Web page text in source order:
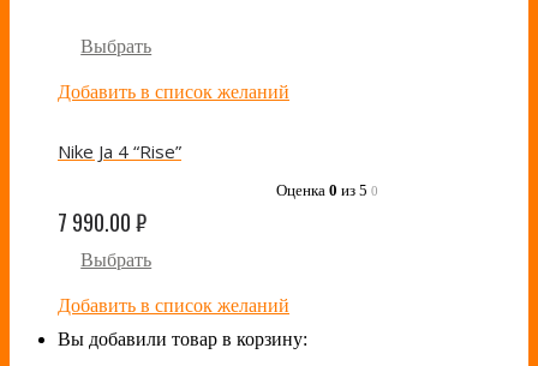
Выбрать
Добавить в список желаний
Nike Ja 4 “Rise”
Оценка 0 из 5 0
7 990.00₽
Выбрать
Добавить в список желаний
Вы добавили товар в корзину: